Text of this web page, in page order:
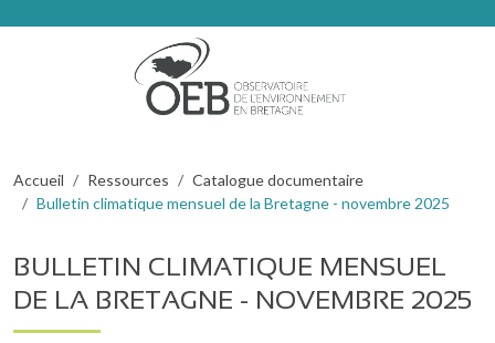
Fil d'Ariane
Accueil Ressources
Catalogue documentaire
Bulletin climatique mensuel de la Bretagne - novembre 2025
BULLETIN CLIMATIQUE MENSUEL
DE LA BRETAGNE - NOVEMBRE 2025